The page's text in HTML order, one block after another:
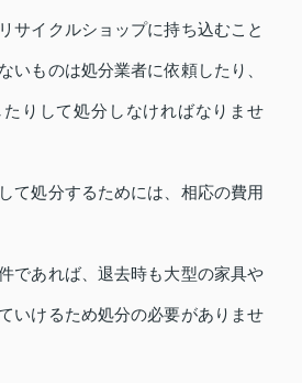
サイクルショップに持ち込むこと
いものは処分業者に依頼したり、
りして処分しなければなりませ
て処分するためには、相応の費用
であれば、退去時も大型の家具や
いけるため処分の必要がありませ